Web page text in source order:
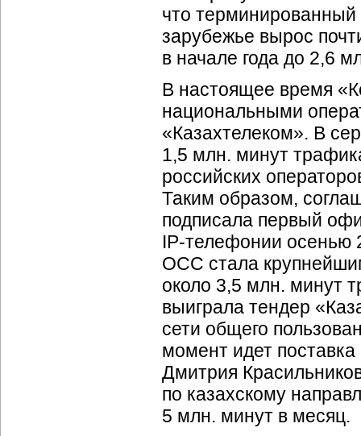
что
зарубежье вырос
в начале года до 2,6
В настоящее время
национальными
«Казахтелеком». В
1,5 млн. минут
российских
Таким образом,
подписала первый
IP-телефонии осенью
ОСС стала
около 3,5 млн. минут
выиграла тендер
сети общего
момент идет
Дмитрия
по казахскому
5 млн. минут в месяц.